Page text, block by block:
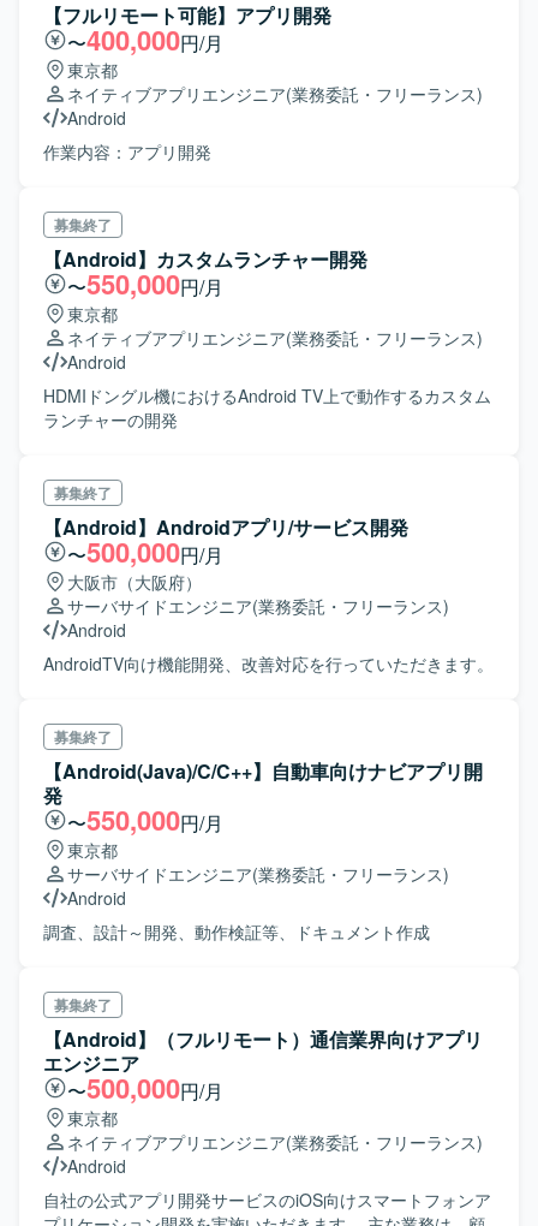
【フルリモート可能】アプリ開発
〜400,000円/月
東京都
ネイティブアプリエンジニア(業務委託・フリーランス)
Android
作業内容：アプリ開発
募集終了
【Android】カスタムランチャー開発
〜550,000円/月
東京都
ネイティブアプリエンジニア(業務委託・フリーランス)
Android
HDMIドングル機におけるAndroid TV上で動作するカスタム
ランチャーの開発
募集終了
【Android】Androidアプリ/サービス開発
〜500,000円/月
大阪市（大阪府）
サーバサイドエンジニア(業務委託・フリーランス)
Android
AndroidTV向け機能開発、改善対応を行っていただきます。
募集終了
【Android(Java)/C/C++】自動車向けナビアプリ開
発
〜550,000円/月
東京都
サーバサイドエンジニア(業務委託・フリーランス)
Android
調査、設計～開発、動作検証等、ドキュメント作成
募集終了
【Android】（フルリモート）通信業界向けアプリ
エンジニア
〜500,000円/月
東京都
ネイティブアプリエンジニア(業務委託・フリーランス)
Android
自社の公式アプリ開発サービスのiOS向けスマートフォンア